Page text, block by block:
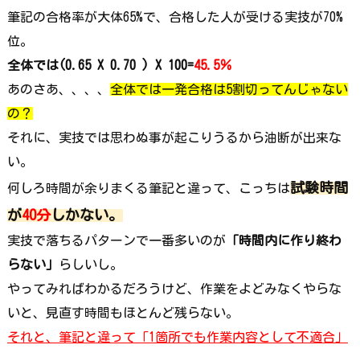
筆記の合格率が大体65%で、合格した人が受ける実技が70%
位。
全体では(0.65 X 0.70 ) X 100=45.5％
あのさあ、、、、 全体では一発合格は5割切ってんじゃない
の？
それに、実技では思わぬ事が起こりうるから油断が出来な
い。
何しろ時間が余りまくる筆記と違って、こっちは試験時間
が40分しかない。
実技で落ちるパターンで一番多いのが 「時間内に作り終わ
らない」
らしいし。
やってみればわかるだろうけど、作業をよどみなくやらな
いと、見直す時間もほとんど残らない。
それと、筆記と違って「1箇所でも作業内容として不適合」